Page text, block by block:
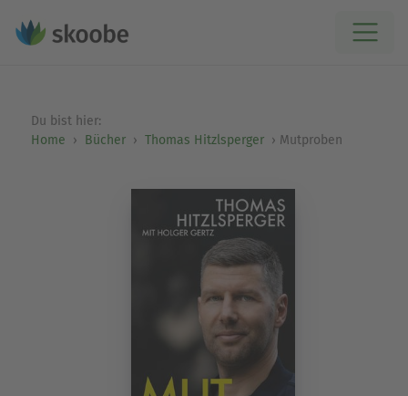
Du bist hier:
Home
Bücher Thomas Hitzlsperger Mutproben